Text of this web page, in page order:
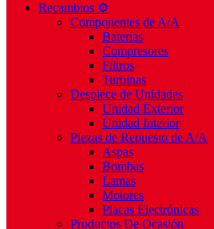
Recambios ⚙️
Componentes de A/A
Baterías
Compresores
Filtros
Turbinas
Despiece de Unidades
Unidad Exterior
Unidad Interior
Piezas de Repuesto de A/A
Aspas
Bombas
Lamas
Motores
Placas Electrónicas
Productos De Ocasión